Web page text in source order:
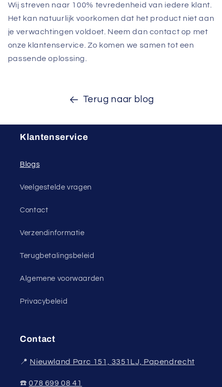
Wij streven naar 100% tevredenheid van iedere klant.
Het kan natuurlijk voorkomen dat het product niet aan
je verwachtingen voldoet. Neem dan contact op met
onze klantenservice. Zo komen we samen tot een
passende oplossing.
Terug naar blog
Klantenservice
Blogs
Veelgestelde vragen
Contact
Verzendinformatie
Terugbetalingsbeleid
Algemene voorwaarden
Privacybeleid
Contact
📍 Nieuwland Parc 151, 3351LJ, Papendrecht
☎️078 699 08 41